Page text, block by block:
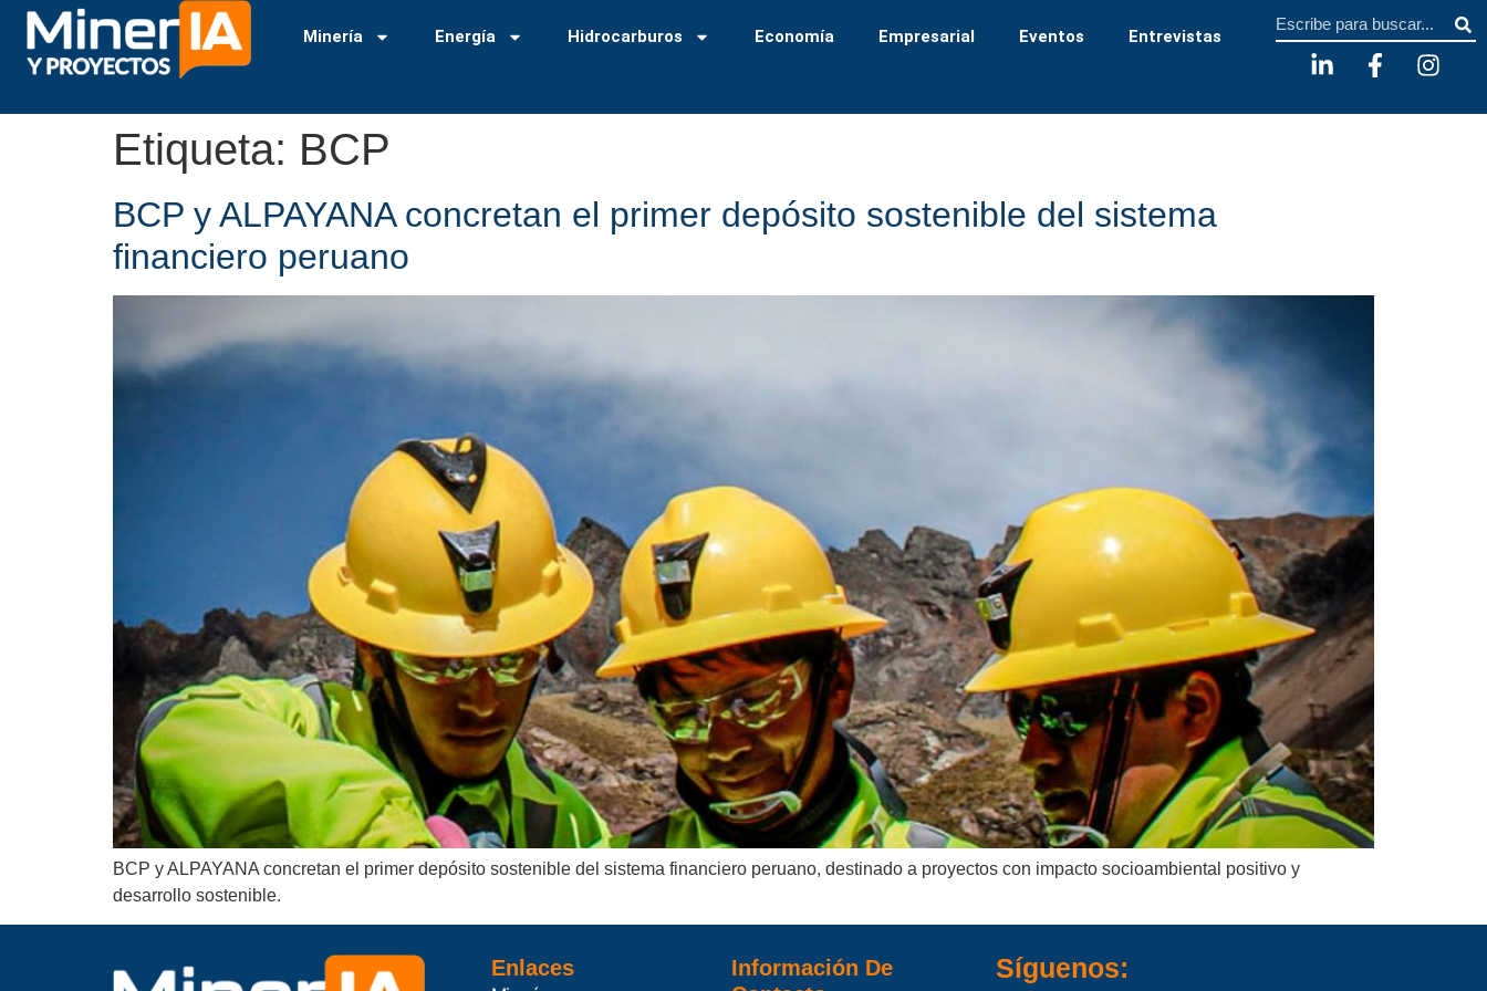
Minería Energía Hidrocarburos Economía Empresarial Eventos Entrevistas
Etiqueta: BCP
BCP y ALPAYANA concretan el primer depósito sostenible del sistema
financiero peruano
BCP y ALPAYANA concretan el primer depósito sostenible del sistema financiero peruano, destinado a proyectos con impacto socioambiental positivo y
desarrollo sostenible.
Enlaces
Información De
Síguenos: